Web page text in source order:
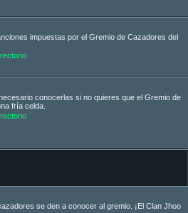
impuestas por el Gremio de Cazadores del
conocerlas si no quieres que el Gremio de
fría celda.
se den a conocer al gremio. ¡El Clan Jhoo